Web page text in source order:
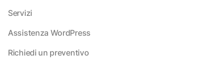
Servizi
Assistenza WordPress
Richiedi un preventivo